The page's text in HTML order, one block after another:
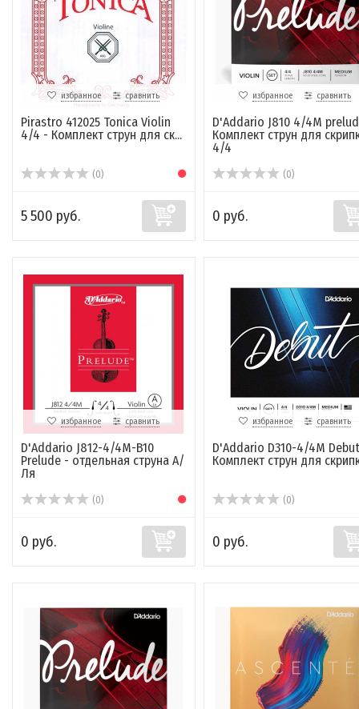
избранное сравнить
Pirastro 412025 Tonica Violin
4/4 - Комплект струн для ск...
(0)
5 500 руб.
избранное сравнить
D'Addario J810 4/4M
Комплект струн для
4/4
(0)
0 руб.
избранное сравнить
D'Addario J812-4/4M-B10
Prelude - отдельная струна А/
Ля
(0)
0 руб.
избранное сравнить
D'Addario D310-4/4M
Комплект струн для
(0)
0 руб.